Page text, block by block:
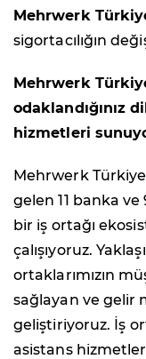
Mehrwerk
sigortacılığın
Mehrwerk
odaklandığınız
hizmetleri
Mehrwerk
gelen 11 banka
bir iş ortağı
çalışıyoruz.
ortaklarımızın
sağlayan ve gelir
geliştiriyoruz. İş
asistans